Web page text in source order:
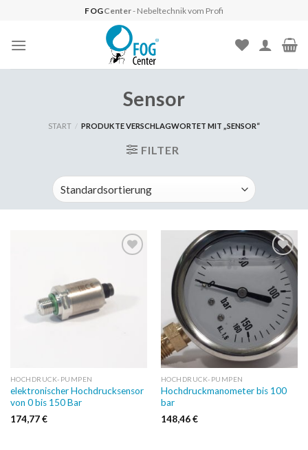
content
FOGCenter- Nebeltechnik vom Profi
Sensor
START / PRODUKTE VERSCHLAGWORTET MIT „SENSOR“
FILTER
die
Wunschliste
HOCHDRUCK-PUMPEN
elektronischer Hochdrucksensor
von 0 bis 150 Bar
174,77€
Auf
die
Wunschliste
HOCHDRUCK-PUMPEN
Hochdruckmanometer bis 100
bar
148,46€